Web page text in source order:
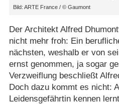
Bild: ARTE France /​ © Gaumont
Der Architekt Alfred
nicht mehr froh: Ein
nächsten, weshalb er von
ernst genommen, ja sogar
Verzweiflung beschließt
Doch dazu kommt es nicht:
Leidensgefährtin kennen